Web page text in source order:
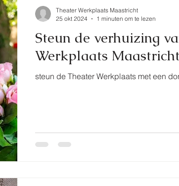
Steun de verhuizing
Werkplaats Maastricht
steun de Theater Werkplaats met een
Theater Werkplaats Maastricht
25 okt 2024
1 minuten om te lezen